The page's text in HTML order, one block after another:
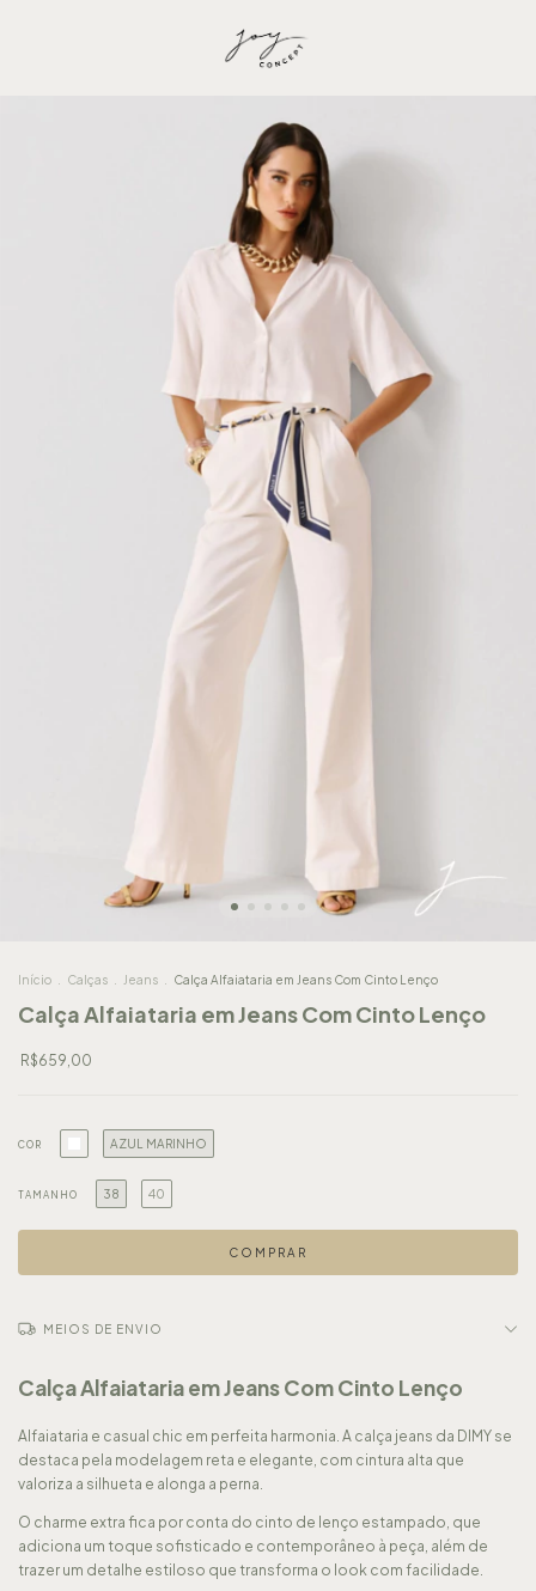
Início Calças Jeans Calça Alfaiataria em Jeans Com Cinto Lenço
Calça Alfaiataria em Jeans Com Cinto Lenço
R$659,00
COR AZUL MARINHO
TAMANHO 38 40
MEIOS DE ENVIO
Calça Alfaiataria em Jeans Com Cinto Lenço
Alfaiataria e casual chic em perfeita harmonia. A calça jeans da DIMY se
destaca pela modelagem reta e elegante, com cintura alta que
valoriza a silhueta e alonga a perna.
O charme extra fica por conta do cinto de lenço estampado, que
adiciona um toque sofisticado e contemporâneo à peça, além de
trazer um detalhe estiloso que transforma o look com facilidade.